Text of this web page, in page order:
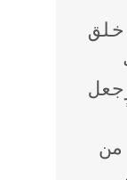
لاستيراد المواد الخام من